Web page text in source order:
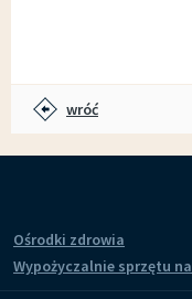
wróć
Ośrodki zdrowia